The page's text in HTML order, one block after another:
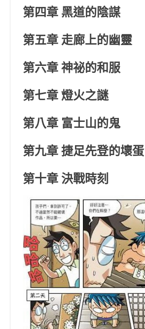
第四章 黑道的陰謀
第五章 走廊上的幽靈
第六章 神祕的和服
第七章 燈火之謎
第八章 富士山的鬼
第九章 捷足先登的壞蛋
第十章 決戰時刻